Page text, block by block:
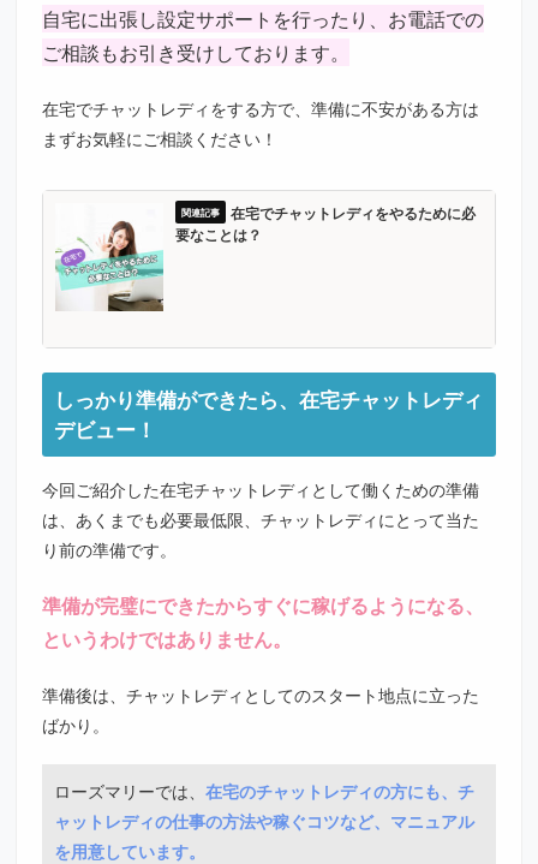
自宅に出張し設定サポートを行ったり、お電話での
ご相談もお引き受けしております。
在宅でチャットレディをする方で、準備に不安がある方は
まずお気軽にご相談ください！
在宅でチャットレディをやるために必
要なことは？
しっかり準備ができたら、在宅チャットレディ
デビュー！
今回ご紹介した在宅チャットレディとして働くための準備
は、あくまでも必要最低限、チャットレディにとって当た
り前の準備です。
準備が完璧にできたからすぐに稼げるようになる、
というわけではありません。
準備後は、チャットレディとしてのスタート地点に立った
ばかり。
ローズマリーでは、在宅のチャットレディの方にも、チ
ャットレディの仕事の方法や稼ぐコツなど、マニュアル
を用意しています。